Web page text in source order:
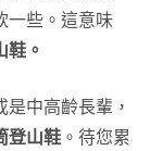
一些。這意味
鞋。
中高齡長輩，
登山鞋 。待您累